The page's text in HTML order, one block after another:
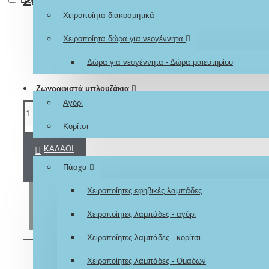
Χειροποίητα διακοσμητικά
Χειροποίητα δώρα για νεογέννητα
Δώρα για νεογέννητα - Δώρα μαιευτηρίου
Ζωγραφιστά μπλουζάκια
Αγόρι
Κορίτσι
Εποχιακά
Πάσχα
Χειροποίητες εφηβικές λαμπάδες
Χειροποίητες λαμπάδες - αγόρι
Χειροποίητες λαμπάδες - κορίτσι
Χειροποίητες λαμπάδες - Ομάδων
ΚΑΛΆΘΙ